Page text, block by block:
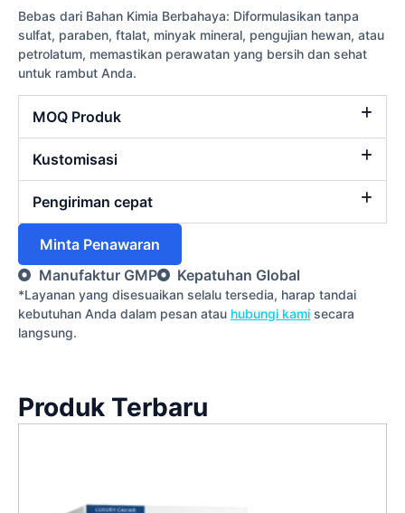
Bebas dari Bahan Kimia Berbahaya: Diformulasikan tanpa
sulfat, paraben, ftalat, minyak mineral, pengujian hewan, atau
petrolatum, memastikan perawatan yang bersih dan sehat
untuk rambut Anda.
MOQ Produk
Kustomisasi
Pengiriman cepat
Minta Penawaran
Manufaktur GMP
Kepatuhan Global
*Layanan yang disesuaikan selalu tersedia, harap tandai
kebutuhan Anda dalam pesan atau hubungi kami secara
langsung.
Produk Terbaru